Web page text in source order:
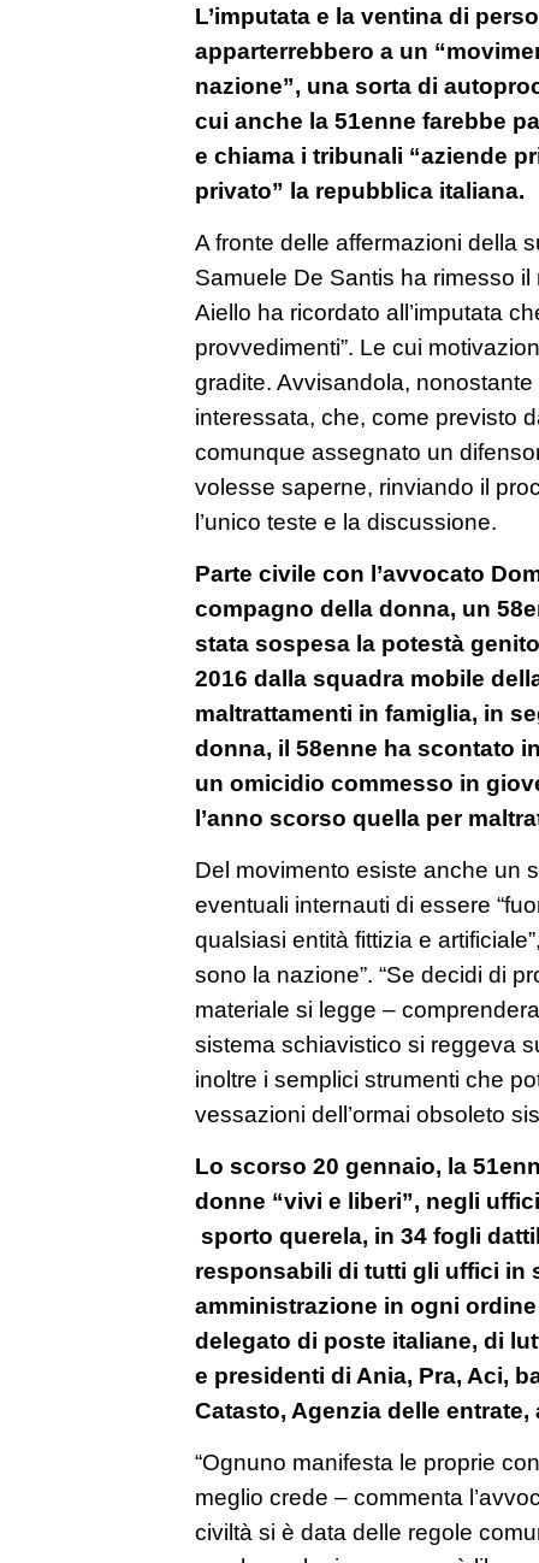
L’imputata e la ventina di
apparterrebbero a un
nazione”, una sorta di
cui anche la 51enne farebbe
e chiama i tribunali “aziende
privato” la repubblica italiana.
A fronte delle affermazioni della
Samuele De Santis ha rimesso
Aiello ha ricordato all’imputata
provvedimenti”. Le cui
gradite. Avvisandola,
interessata, che, come previsto
comunque assegnato un
volesse saperne, rinviando il
l’unico teste e la discussione.
Parte civile con l’avvocato
compagno della donna, un
stata sospesa la potestà
2016 dalla squadra mobile
maltrattamenti in famiglia, in
donna, il 58enne ha scontato
un omicidio commesso in
l’anno scorso quella per
Del movimento esiste anche un
eventuali internauti di essere
qualsiasi entità fittizia e
sono la nazione”. “Se decidi di
materiale si legge –
sistema schiavistico si reggeva
inoltre i semplici strumenti che
vessazioni dell’ormai obsoleto
Lo scorso 20 gennaio, la
donne “vivi e liberi”, negli
sporto querela, in 34 fogli
responsabili di tutti gli uffici in
amministrazione in ogni
delegato di poste italiane, di
e presidenti di Ania, Pra, Aci,
Catasto, Agenzia delle
“Ognuno manifesta le proprie
meglio crede – commenta
civiltà si è data delle regole